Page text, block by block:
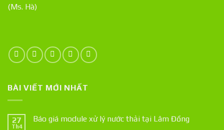
(Ms. Hà)
BÀI VIẾT MỚI NHẤT
27
Th4
Báo giá module xử lý nước thải tại Lâm Đồng